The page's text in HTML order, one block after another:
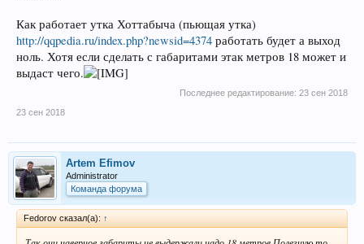
Как работает утка Хоттабыча (пьющая утка)
http://qqpedia.ru/index.php?newsid=4374 работать будет а выход
ноль. Хотя если сделать с габаритами этак метров 18 может и
выдаст чего.
Последнее редактирование: 23 сен 2018
23 сен 2018
Artem Efimov
Administrator
Команда форума
Fedorov сказал(а): ↑